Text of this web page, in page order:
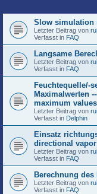
Slow simulation
Letzter Beitrag von
Verfasst in FAQ
Langsame
Letzter Beitrag von
Verfasst in FAQ
Feuchtequelle/-
Maximalwerten
maximum values
Letzter Beitrag von
Verfasst in Delphin
Einsatz
directional
Letzter Beitrag von
Verfasst in FAQ
Berechnung
Letzter Beitrag von
Verfasst in FAQ